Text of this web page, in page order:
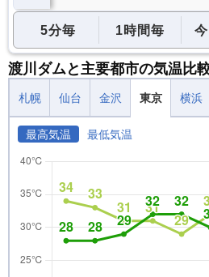
5分毎 1時間毎
渡川ダムと主要都市の気温比
札幌 仙台 金沢 東京 横浜
最高気温 最低気温